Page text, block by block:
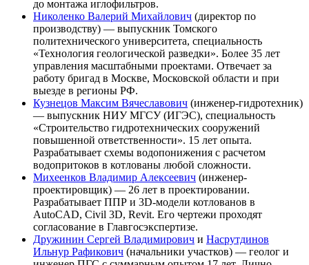
до монтажа иглофильтров.
Николенко Валерий Михайлович (директор по
производству) — выпускник Томского
политехнического университета, специальность
«Технология геологической разведки». Более 35 лет
управления масштабными проектами. Отвечает за
работу бригад в Москве, Московской области и при
выезде в регионы РФ.
Кузнецов Максим Вячеславович (инженер-гидротехник)
— выпускник НИУ МГСУ (ИГЭС), специальность
«Строительство гидротехнических сооружений
повышенной ответственности». 15 лет опыта.
Разрабатывает схемы водопонижения с расчетом
водопритоков в котлованы любой сложности.
Михеенков Владимир Алексеевич (инженер-
проектировщик) — 26 лет в проектировании.
Разрабатывает ППР и 3D-модели котлованов в
AutoCAD, Civil 3D, Revit. Его чертежи проходят
согласование в Главгосэкспертизе.
Дружинин Сергей Владимирович и Насрутдинов
Ильнур Рафикович (начальники участков) — геолог и